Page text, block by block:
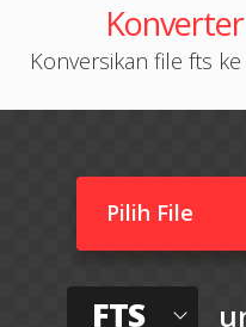
Konversikan file fts
Pilih File
FTS